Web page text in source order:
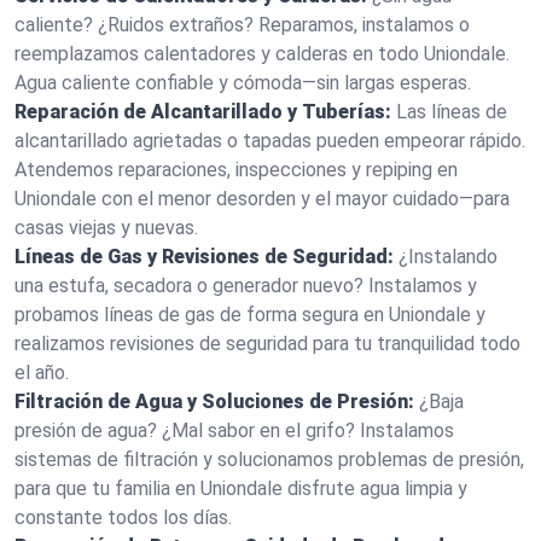
caliente? ¿Ruidos extraños? Reparamos, instalamos o
reemplazamos calentadores y calderas en todo Uniondale.
Agua caliente confiable y cómoda—sin largas esperas.
Reparación de Alcantarillado y Tuberías: Las líneas de
alcantarillado agrietadas o tapadas pueden empeorar rápido.
Atendemos reparaciones, inspecciones y repiping en
Uniondale con el menor desorden y el mayor cuidado—para
casas viejas y nuevas.
Líneas de Gas y Revisiones de Seguridad: ¿Instalando
una estufa, secadora o generador nuevo? Instalamos y
probamos líneas de gas de forma segura en Uniondale y
realizamos revisiones de seguridad para tu tranquilidad todo
el año.
Filtración de Agua y Soluciones de Presión: ¿Baja
presión de agua? ¿Mal sabor en el grifo? Instalamos
sistemas de filtración y solucionamos problemas de presión,
para que tu familia en Uniondale disfrute agua limpia y
constante todos los días.